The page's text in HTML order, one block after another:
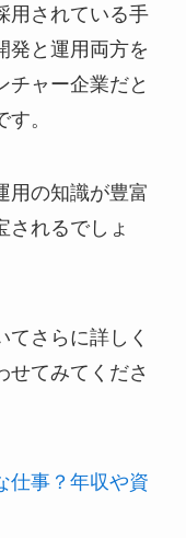
用されている手
発と運用両方を
チャー企業だと
。
用の知識が豊富
されるでしょ
てさらに詳しく
せてみてくださ
仕事？年収や資